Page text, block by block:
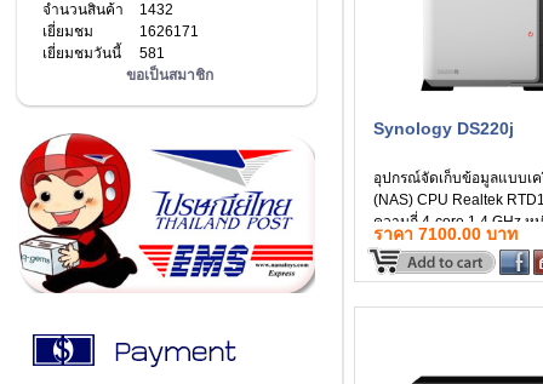
จำนวนสินค้า
1432
เยี่ยมชม
1626171
เยี่ยมชมวันนี้
581
ขอเป็นสมาชิก
Synology DS220j
อุปกรณ์จัดเก็บข้อมูลแบบเ
(NAS) CPU Realtek
ความถี่ 4-core 1.4 GHz ห
จำระบบ 512 MB DDR4
สินค้าประกัน 2 ปี
ราคา 7100.00 บาท